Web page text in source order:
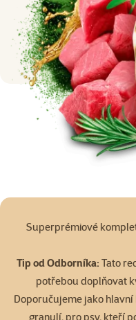
Superprémiové
Tip od Odborníka: Tato
potřebou doplňovat
Doporučujeme jako
granulí, pro psy, kteří